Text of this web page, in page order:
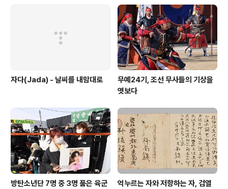
서 끝나고 최종 순위 최하위는 자동으로 K리그2로 떨어지
기 때문에 전북이 강등되는 최악의 시나리오도 먼 나라 얘
기가 아니다. 인천은 별명이 ‘생존왕’일 정도로 잔류 경쟁으
로 잔뼈가 굵은 반면..
자다(Jada) - 날씨를 내맘대로
무예24기, 조선 무사들의 기상을
엿보다
방탄소년단 7명 중 3명 품은 육군
억누르는 자와 저항하는 자, 검열